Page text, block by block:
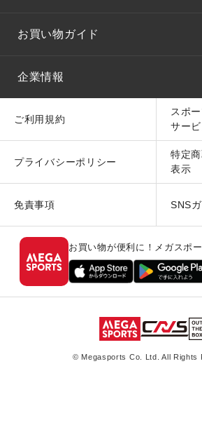
お買い物ガイド
企業情報
ご利用規約
スポ
サー
プライバシーポリシー
特定
表示
免責事項 SNS
お買い物が便利に！メガスポ
© Megasports Co. Ltd. All Rights